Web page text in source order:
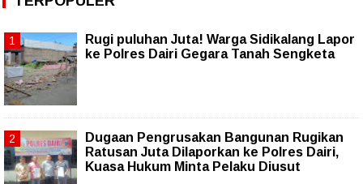
Rugi puluhan Juta! Warga Sidikalang Lapor
ke Polres Dairi Gegara Tanah Sengketa
Dugaan Pengrusakan Bangunan Rugikan
Ratusan Juta Dilaporkan ke Polres Dairi,
Kuasa Hukum Minta Pelaku Diusut